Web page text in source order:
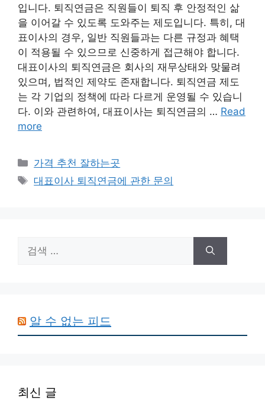
입니다. 퇴직연금은 직원들이 퇴직 후 안정적인 삶
을 이어갈 수 있도록 도와주는 제도입니다. 특히, 대
표이사의 경우, 일반 직원들과는 다른 규정과 혜택
이 적용될 수 있으므로 신중하게 접근해야 합니다.
대표이사의 퇴직연금은 회사의 재무상태와 맞물려
있으며, 법적인 제약도 존재합니다. 퇴직연금 제도
는 각 기업의 정책에 따라 다르게 운영될 수 있습니
다. 이와 관련하여, 대표이사는 퇴직연금의 … Read
more
카
테
고
가격 추천 잘하는곳
태
대표이사 퇴직연금에 관한 문의
색:
알 수 없는 피드
최신 글